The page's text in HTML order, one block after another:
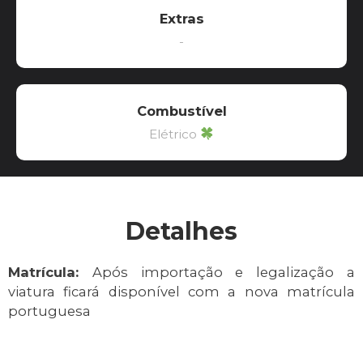
Extras
-
Combustível
Elétrico
Detalhes
Matrícula: Após importação e legalização a
viatura ficará disponível com a nova matrícula
portuguesa